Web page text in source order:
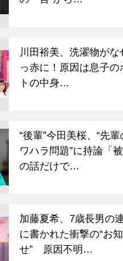
川田裕美、洗濯物がな
っ赤に！原因は息子の
トの中身…
“後輩”今田美桜、“先
ワハラ問題”に持論「
の話だけで…
加藤夏希、7歳長男の
に書かれた衝撃の“お
せ” 原因不明…